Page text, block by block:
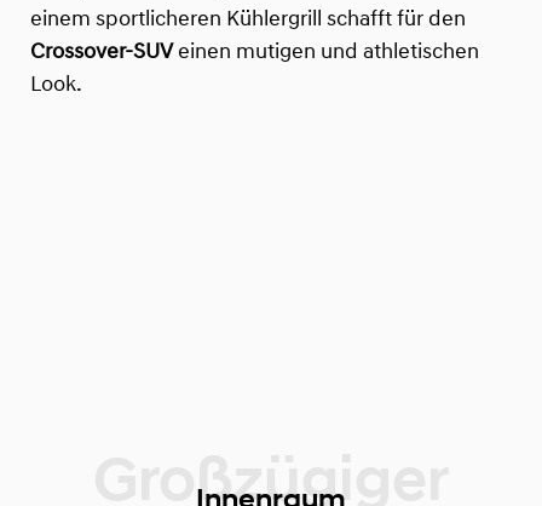
einem sportlicheren Kühlergrill schafft für den
Crossover-SUVeinen mutigen und athletischen
Look.
Innenraum